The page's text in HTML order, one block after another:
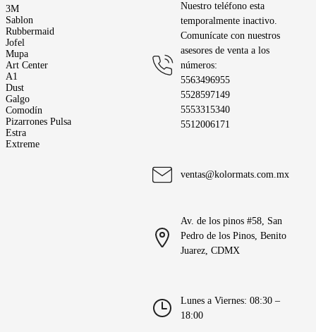
3M
Sablon
Rubbermaid
Jofel
Mupa
Art Center
A1
Dust
Galgo
Comodín
Pizarrones Pulsa
Estra
Extreme
Nuestro teléfono esta
temporalmente inactivo.
Comunícate con nuestros
asesores de venta a los
números:
5563496955
5528597149
5553315340
5512006171
ventas@kolormats.com.mx
Av. de los pinos #58, San
Pedro de los Pinos, Benito
Juarez, CDMX
Lunes a Viernes: 08:30 –
18:00